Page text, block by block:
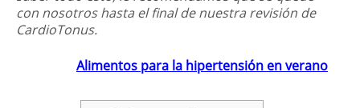
con nosotros hasta el final de nuestra revisión de
CardioTonus.
Alimentos para la hipertensión en verano